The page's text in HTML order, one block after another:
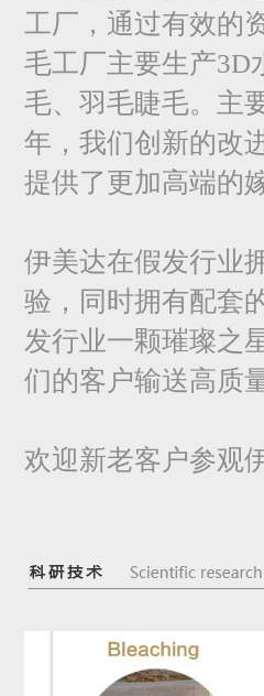
工厂，通过有效的
毛工厂主要生产3D
毛、羽毛睫毛。主
年，我们创新的改
提供了更加高端的
伊美达在假发行业
验，同时拥有配套
发行业一颗璀璨之
们的客户输送高质
欢迎新老客户参观